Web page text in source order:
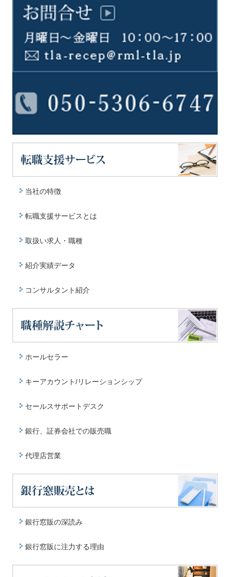
当社の特徴
転職支援サービスとは
取扱い求人・職種
紹介実績データ
コンサルタント紹介
ホールセラー
キーアカウント/リレーションシップ
セールスサポートデスク
銀行、証券会社での販売職
代理店営業
銀行窓販の深読み
銀行窓販に注力する理由